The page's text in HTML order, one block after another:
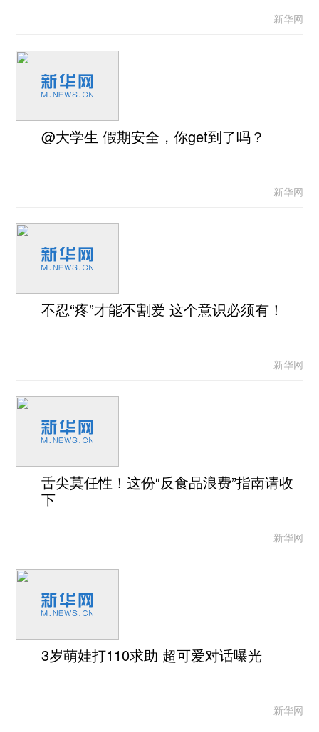
新华网
@大学生 假期安全，你get到了吗？
新华网
不忍“疼”才能不割爱 这个意识必须有！
新华网
舌尖莫任性！这份“反食品浪费”指南请收
下
新华网
3岁萌娃打110求助 超可爱对话曝光
新华网